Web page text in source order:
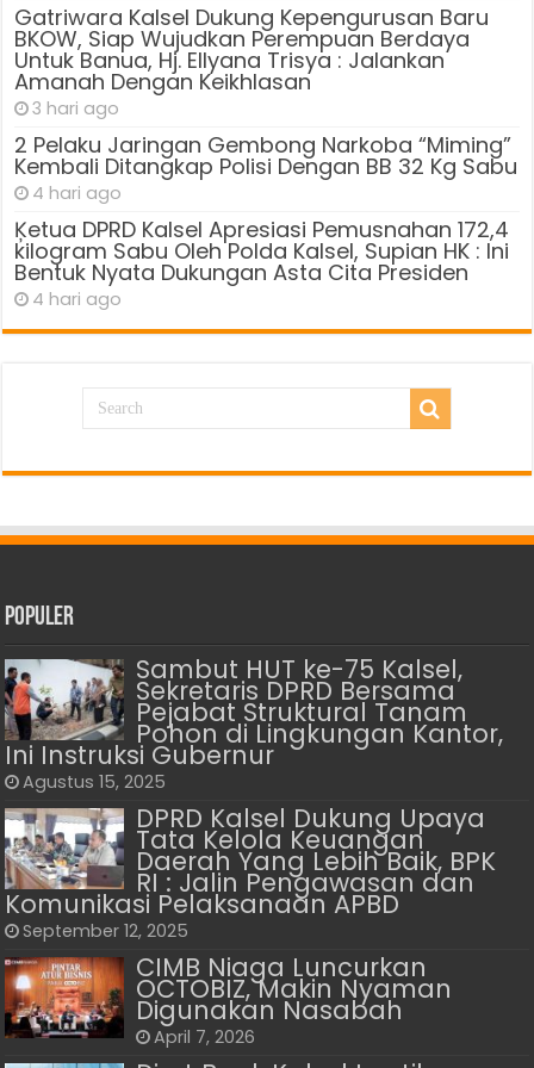
Gatriwara Kalsel Dukung Kepengurusan Baru
BKOW, Siap Wujudkan Perempuan Berdaya
Untuk Banua, Hj. Ellyana Trisya : Jalankan
Amanah Dengan Keikhlasan
3 hari ago
2 Pelaku Jaringan Gembong Narkoba “Miming”
Kembali Ditangkap Polisi Dengan BB 32 Kg Sabu
4 hari ago
Ķetua DPRD Kalsel Apresiasi Pemusnahan 172,4
kilogram Sabu Oleh Polda Kalsel, Supian HK : Ini
Bentuk Nyata Dukungan Asta Cita Presiden
4 hari ago
Populer
Sambut HUT ke-75 Kalsel,
Sekretaris DPRD Bersama
Pejabat Struktural Tanam
Pohon di Lingkungan Kantor,
Ini Instruksi Gubernur
Agustus 15, 2025
DPRD Kalsel Dukung Upaya
Tata Kelola Keuangan
Daerah Yang Lebih Baik, BPK
RI : Jalin Pengawasan dan
Komunikasi Pelaksanaan APBD
September 12, 2025
CIMB Niaga Luncurkan
OCTOBIZ, Makin Nyaman
Digunakan Nasabah
April 7, 2026